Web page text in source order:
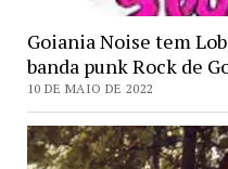
Goiania Noise tem
banda punk Rock de
10 DE MAIO DE 2022